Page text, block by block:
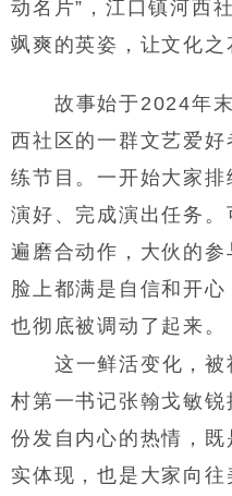
动名片”，江口镇河西
飒爽的英姿，让文化之
故事始于2024年
西社区的一群文艺爱
练节目。一开始大家排
演好、完成演出任务
遍磨合动作，大伙的
脸上都满是自信和开
也彻底被调动了起来。
这一鲜活变化，
村第一书记张翰戈敏
份发自内心的热情，
实体现，也是大家向